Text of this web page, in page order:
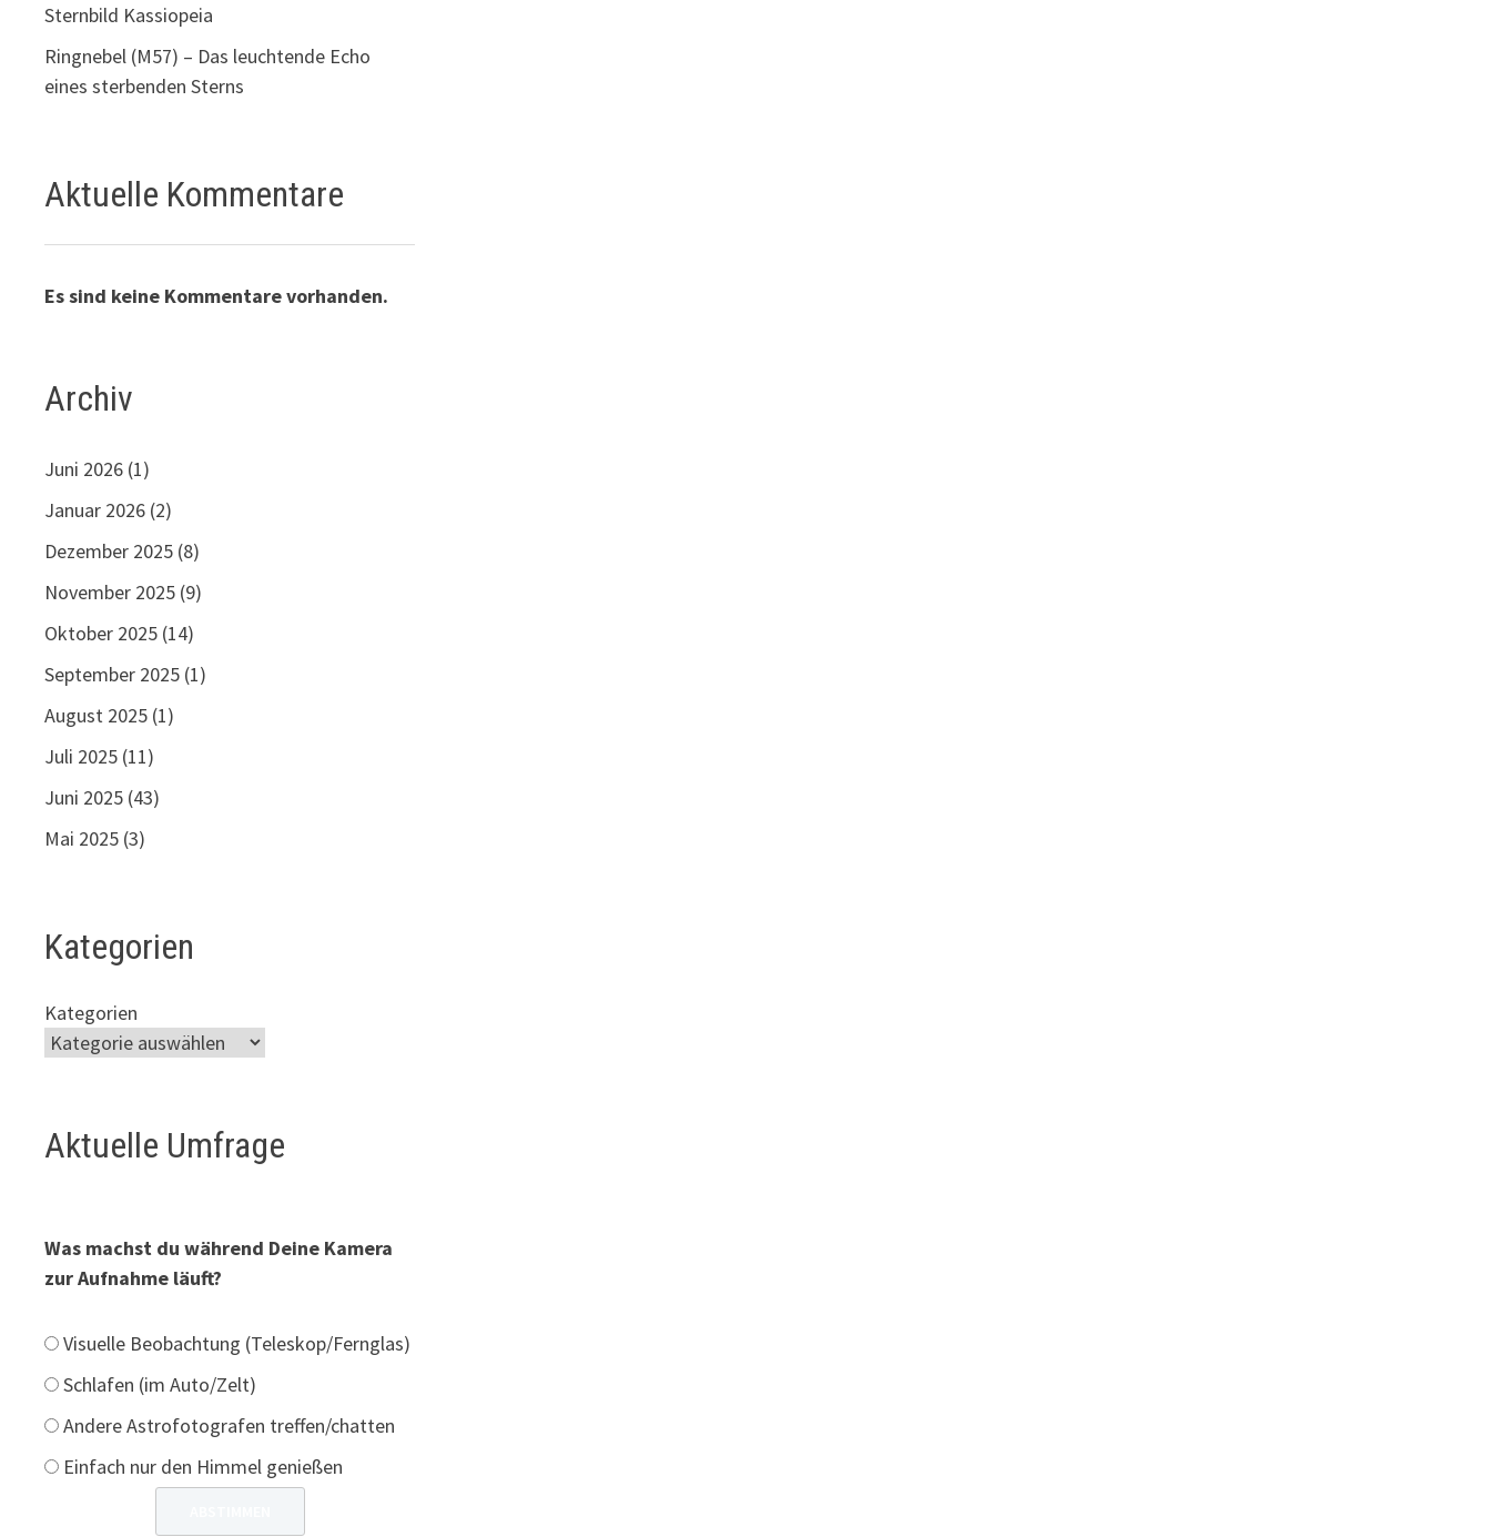
Sternbild Kassiopeia
Ringnebel (M57) – Das leuchtende Echo
eines sterbenden Sterns
Aktuelle Kommentare
Es sind keine Kommentare vorhanden.
Archiv
Juni 2026 (1)
Januar 2026 (2)
Dezember 2025 (8)
November 2025 (9)
Oktober 2025 (14)
September 2025 (1)
August 2025 (1)
Juli 2025 (11)
Juni 2025 (43)
Mai 2025 (3)
Kategorien
Kategorien
Aktuelle Umfrage
Was machst du während Deine Kamera
zur Aufnahme läuft?
Visuelle Beobachtung (Teleskop/Fernglas)
Schlafen (im Auto/Zelt)
Andere Astrofotografen treffen/chatten
Einfach nur den Himmel genießen